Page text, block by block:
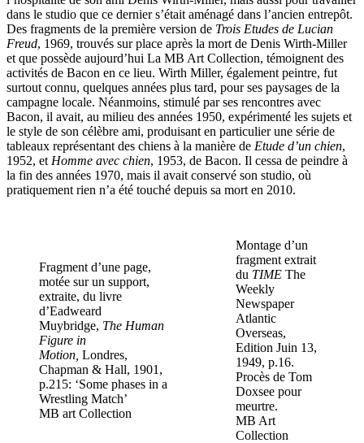
dans le studio que ce dernier s’était aménagé dans l’ancien entrepôt.
Des fragments de la première version de Trois Etudes de Lucian
Freud, 1969, trouvés sur place après la mort de Denis Wirth-Miller
et que possède aujourd’hui La MB Art Collection, témoignent des
activités de Bacon en ce lieu. Wirth Miller, également peintre, fut
surtout connu, quelques années plus tard, pour ses paysages de la
campagne locale. Néanmoins, stimulé par ses rencontres avec
Bacon, il avait, au milieu des années 1950, expérimenté les sujets et
le style de son célèbre ami, produisant en particulier une série de
tableaux représentant des chiens à la manière de Etude d’un chien,
1952, et Homme avec chien, 1953, de Bacon. Il cessa de peindre à
la fin des années 1970, mais il avait conservé son studio, où
pratiquement rien n’a été touché depuis sa mort en 2010.
Fragment d’une page,
motée sur un support,
extraite, du livre
d’Eadweard
Muybridge, The Human
Figure in
Motion, Londres,
Chapman & Hall, 1901,
p.215: ‘Some phases in a
Wrestling Match’
MB art Collection
Montage d’un
fragment extrait
du TIMEThe
Weekly
Newspaper
Atlantic
Overseas,
Edition Juin 13,
1949, p.16.
Procès de Tom
Doxsee pour
meurtre.
MB Art
Collection